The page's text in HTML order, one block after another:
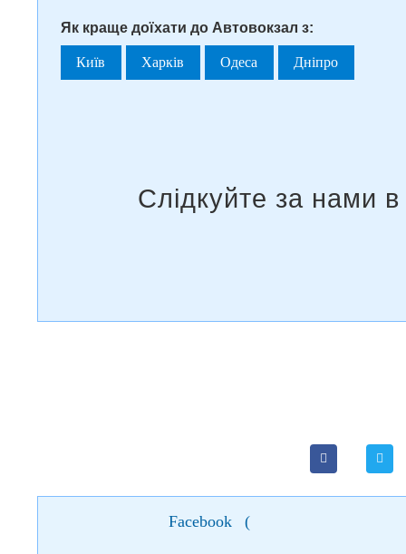
Як краще доїхати до Автовокзал з:
Київ Харків Одеса Дніпро
Facebook (